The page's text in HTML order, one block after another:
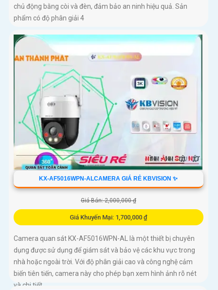
chủ động bằng còi và đèn, đảm bảo an ninh hiệu quả. Sản
phẩm có độ phân giải 4
KX-AF5016WPN-ALCAMERA GIÁ RẺ KBVISION ✨
Giá Bán: 2,000,000 ₫
Giá Khuyến Mại: 1,700,000 ₫
Camera quan sát KX-AF5016WPN-AL là một thiết bị chuyên
dụng được sử dụng để giám sát và bảo vệ các khu vực trong
nhà hoặc ngoài trời. Với độ phân giải cao và công nghệ cảm
biến tiên tiến, camera này cho phép bạn xem hình ảnh rõ nét
và chi tiết